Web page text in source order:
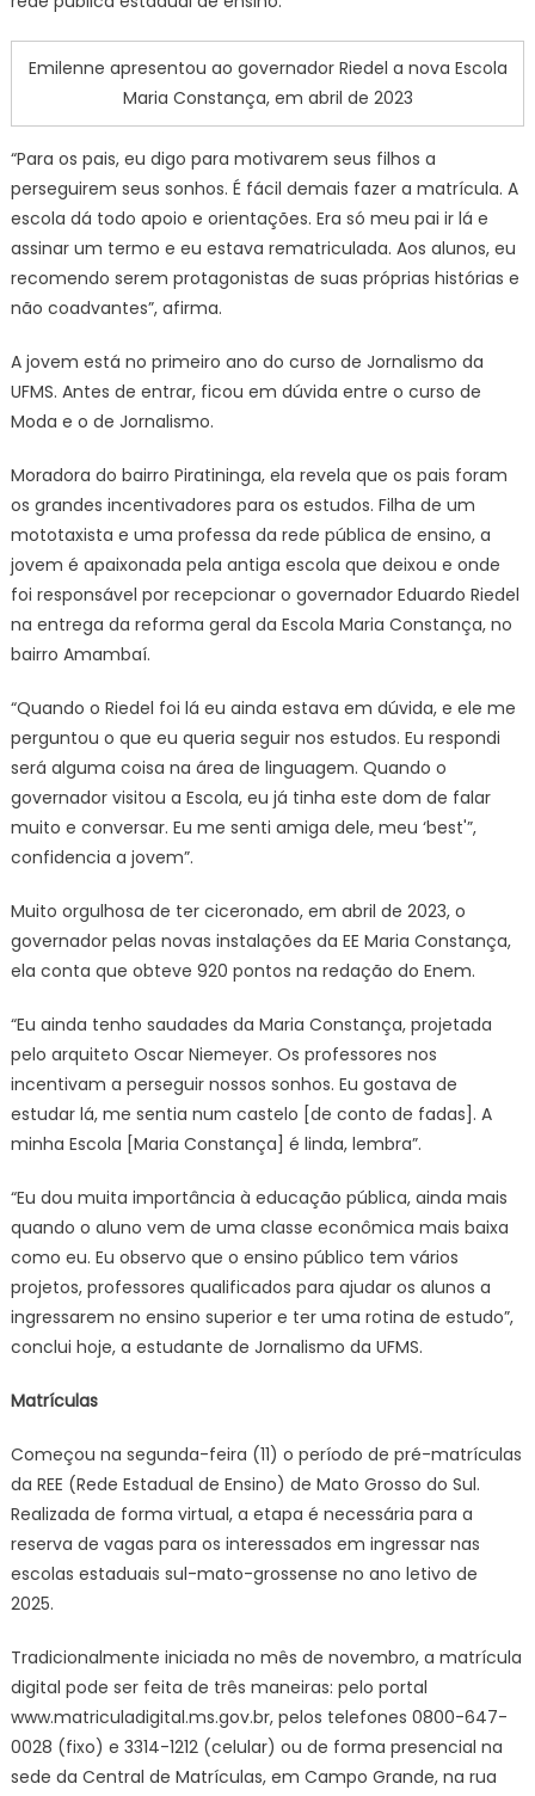
Emilenne apresentou ao governador Riedel a nova Escola
Maria Constança, em abril de 2023
“Para os pais, eu digo para motivarem seus filhos a
perseguirem seus sonhos. É fácil demais fazer a matrícula. A
escola dá todo apoio e orientações. Era só meu pai ir lá e
assinar um termo e eu estava rematriculada. Aos alunos, eu
recomendo serem protagonistas de suas próprias histórias e
não coadvantes”, afirma.
A jovem está no primeiro ano do curso de Jornalismo da
UFMS. Antes de entrar, ficou em dúvida entre o curso de
Moda e o de Jornalismo.
Moradora do bairro Piratininga, ela revela que os pais foram
os grandes incentivadores para os estudos. Filha de um
mototaxista e uma professa da rede pública de ensino, a
jovem é apaixonada pela antiga escola que deixou e onde
foi responsável por recepcionar o governador Eduardo Riedel
na entrega da reforma geral da Escola Maria Constança, no
bairro Amambaí.
“Quando o Riedel foi lá eu ainda estava em dúvida, e ele me
perguntou o que eu queria seguir nos estudos. Eu respondi
será alguma coisa na área de linguagem. Quando o
governador visitou a Escola, eu já tinha este dom de falar
muito e conversar. Eu me senti amiga dele, meu ‘best'”,
confidencia a jovem”.
Muito orgulhosa de ter ciceronado, em abril de 2023, o
governador pelas novas instalações da EE Maria Constança,
ela conta que obteve 920 pontos na redação do Enem.
“Eu ainda tenho saudades da Maria Constança, projetada
pelo arquiteto Oscar Niemeyer. Os professores nos
incentivam a perseguir nossos sonhos. Eu gostava de
estudar lá, me sentia num castelo [de conto de fadas]. A
minha Escola [Maria Constança] é linda, lembra”.
“Eu dou muita importância à educação pública, ainda mais
quando o aluno vem de uma classe econômica mais baixa
como eu. Eu observo que o ensino público tem vários
projetos, professores qualificados para ajudar os alunos a
ingressarem no ensino superior e ter uma rotina de estudo”,
conclui hoje, a estudante de Jornalismo da UFMS.
Matrículas
Começou na segunda-feira (11) o período de pré-matrículas
da REE (Rede Estadual de Ensino) de Mato Grosso do Sul.
Realizada de forma virtual, a etapa é necessária para a
reserva de vagas para os interessados em ingressar nas
escolas estaduais sul-mato-grossense no ano letivo de
2025.
Tradicionalmente iniciada no mês de novembro, a matrícula
digital pode ser feita de três maneiras: pelo portal
www.matriculadigital.ms.gov.br, pelos telefones 0800-647-
0028 (fixo) e 3314-1212 (celular) ou de forma presencial na
sede da Central de Matrículas, em Campo Grande, na rua